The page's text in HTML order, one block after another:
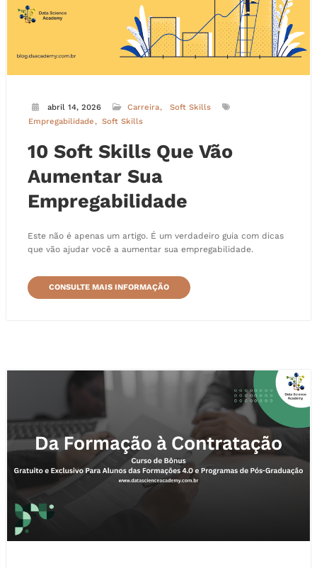
abril 14, 2026 Carreira
Soft Skills
Empregabilidade
Soft Skills
10 Soft Skills Que Vão
Aumentar Sua
Empregabilidade
Este não é apenas um artigo. É um verdadeiro guia com dicas
que vão ajudar você a aumentar sua empregabilidade.
CONSULTE MAIS INFORMAÇÃO